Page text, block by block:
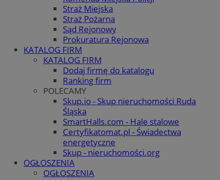
Straż Miejska
Straż Pożarna
Sąd Rejonowy
Prokuratura Rejonowa
KATALOG FIRM
KATALOG FIRM
Dodaj firmę do katalogu
Ranking firm
POLECAMY
Skup.io - Skup nieruchomości Ruda
Śląska
SmartHalls.com - Hale stalowe
Certyfikatomat.pl - Świadectwa
energetyczne
Skup - nieruchomości.org
OGŁOSZENIA
OGŁOSZENIA